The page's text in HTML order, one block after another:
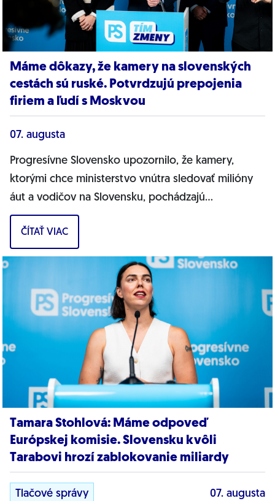
Máme dôkazy, že kamery na slovenských
cestách sú ruské. Potvrdzujú prepojenia
firiem a ľudí s Moskvou
07. augusta
Progresívne Slovensko upozornilo, že kamery,
ktorými chce ministerstvo vnútra sledovať milióny
áut a vodičov na Slovensku, pochádzajú
pravdepodobne z Ruska. Dnes hnutie prinieslo
dôkazy,...
ČÍTAŤ VIAC
Tamara Stohlová: Máme odpoveď
Európskej komisie. Slovensku kvôli
Tarabovi hrozí zablokovanie miliardy
Tlačové správy 07. augusta